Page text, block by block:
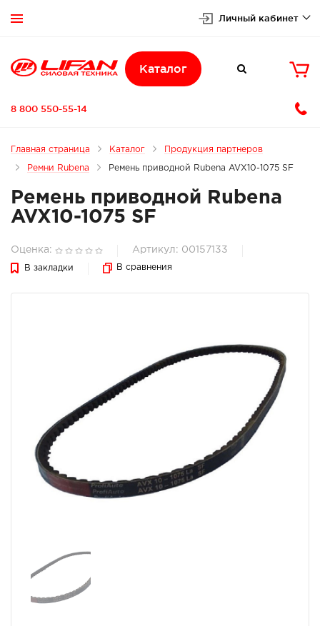
 Личный кабинет
Каталог  
8 800 550-55-14
Главная страница Каталог Продукция партнеров
Ремни Rubena Ремень приводной Rubena AVX10-1075 SF
Ремень приводной Rubena
AVX10-1075 SF
Оценка: Артикул: 00157133
В закладки В сравнения